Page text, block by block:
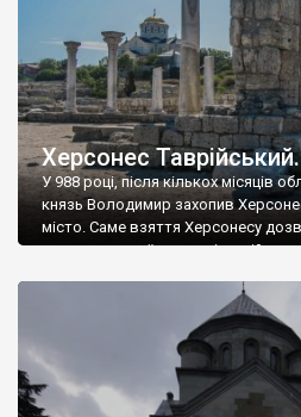
Херсонес
У 988 році, після кількох місяців
князь Володимир захопив
місто. Саме взяття Херсонесу
диктувати свої умови
Херсонесі Володимир-язичник,
А потім було Хрещення Русі. На